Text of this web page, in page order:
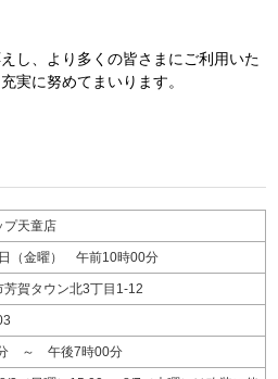
し、より多くの皆さまにご利用いた
実に努めてまいります。
プ天童店
（金曜） 午前10時00分
芳賀タウン北3丁目1-12
～ 午後7時00分